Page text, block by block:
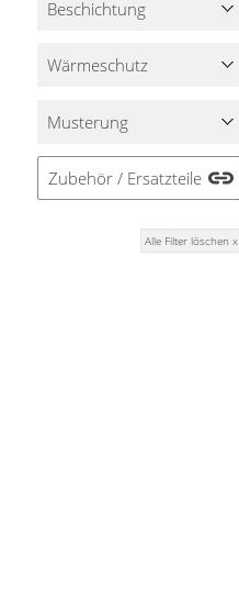
Beschichtung
Wärmeschutz
Musterung
Zubehör / Ersatzteile
Alle Filter löschen x